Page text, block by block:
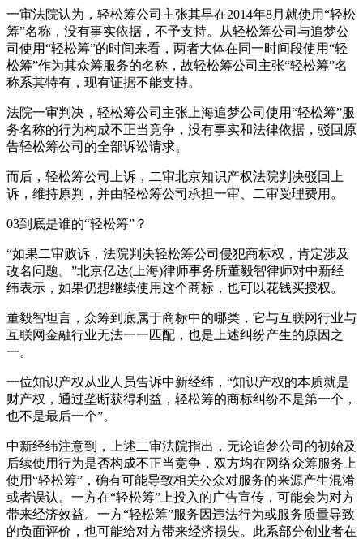
一审法院认为，轻松筹公司主张其早在2014年8月就使用“轻松
筹”名称，没有事实依据，不予支持。从轻松筹公司与追梦公
司使用“轻松筹”的时间来看，两者大体在同一时间段使用“轻
松筹”作为其众筹服务的名称，故轻松筹公司主张“轻松筹”名
称系其特有，现有证据不能支持。
法院一审判决，轻松筹公司主张上海追梦公司使用“轻松筹”服
务名称的行为构成不正当竞争，没有事实和法律依据，驳回原
告轻松筹公司的全部诉讼请求。
而后，轻松筹公司上诉，二审北京知识产权法院判决驳回上
诉，维持原判，并由轻松筹公司承担一审、二审受理费用。
03到底是谁的“轻松筹”？
“如果二审败诉，法院判决轻松筹公司侵犯商标权，肯定涉及
改名问题。”北京亿达(上海)律师事务所董毅智律师对中新经
纬表示，如果仍想继续使用这个商标，也可以花钱买授权。
董毅智坦言，众筹到底属于商标中的哪类，它与互联网行业与
互联网金融行业无法一一匹配，也是上述纠纷产生的原因之
一。
一位知识产权从业人员告诉中新经纬，“知识产权的本质就是
财产权，通过垄断获得利益，轻松筹的商标纠纷不是第一个，
也不是最后一个”。
中新经纬注意到，上述二审法院指出，无论追梦公司的初始及
后续使用行为是否构成不正当竞争，双方均在网络众筹服务上
使用“轻松筹”，确有可能导致相关公众对服务的来源产生混淆
或者误认。一方在“轻松筹”上投入的广告宣传，可能会为对方
带来经济效益。一方“轻松筹”服务因违法行为或服务质量导致
的负面评价，也可能给对方带来经济损失。此系部分创业者在